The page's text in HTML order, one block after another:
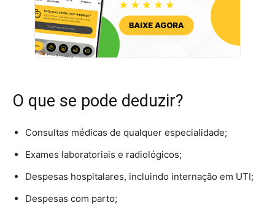
O que se pode deduzir?
Consultas médicas de qualquer especialidade;
Exames laboratoriais e radiológicos;
Despesas hospitalares, incluindo internação em UTI;
Despesas com parto;